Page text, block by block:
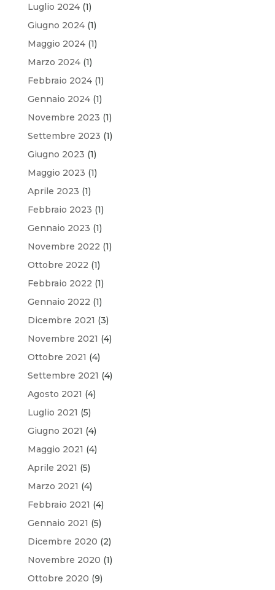
Luglio 2024(1)
Giugno 2024(1)
Maggio 2024(1)
Marzo 2024(1)
Febbraio 2024(1)
Gennaio 2024(1)
Novembre 2023 (1)
Settembre 2023 (1)
Giugno 2023 (1)
Maggio 2023 (1)
Aprile 2023 (1)
Febbraio 2023 (1)
Gennaio 2023 (1)
Novembre 2022 (1)
Ottobre 2022 (1)
Febbraio 2022 (1)
Gennaio 2022 (1)
Dicembre 2021 (3)
Novembre 2021 (4)
Ottobre 2021 (4)
Settembre 2021 (4)
Agosto 2021 (4)
Luglio 2021 (5)
Giugno 2021 (4)
Maggio 2021 (4)
Aprile 2021 (5)
Marzo 2021 (4)
Febbraio 2021 (4)
Gennaio 2021 (5)
Dicembre 2020 (2)
Novembre 2020 (1)
Ottobre 2020 (9)